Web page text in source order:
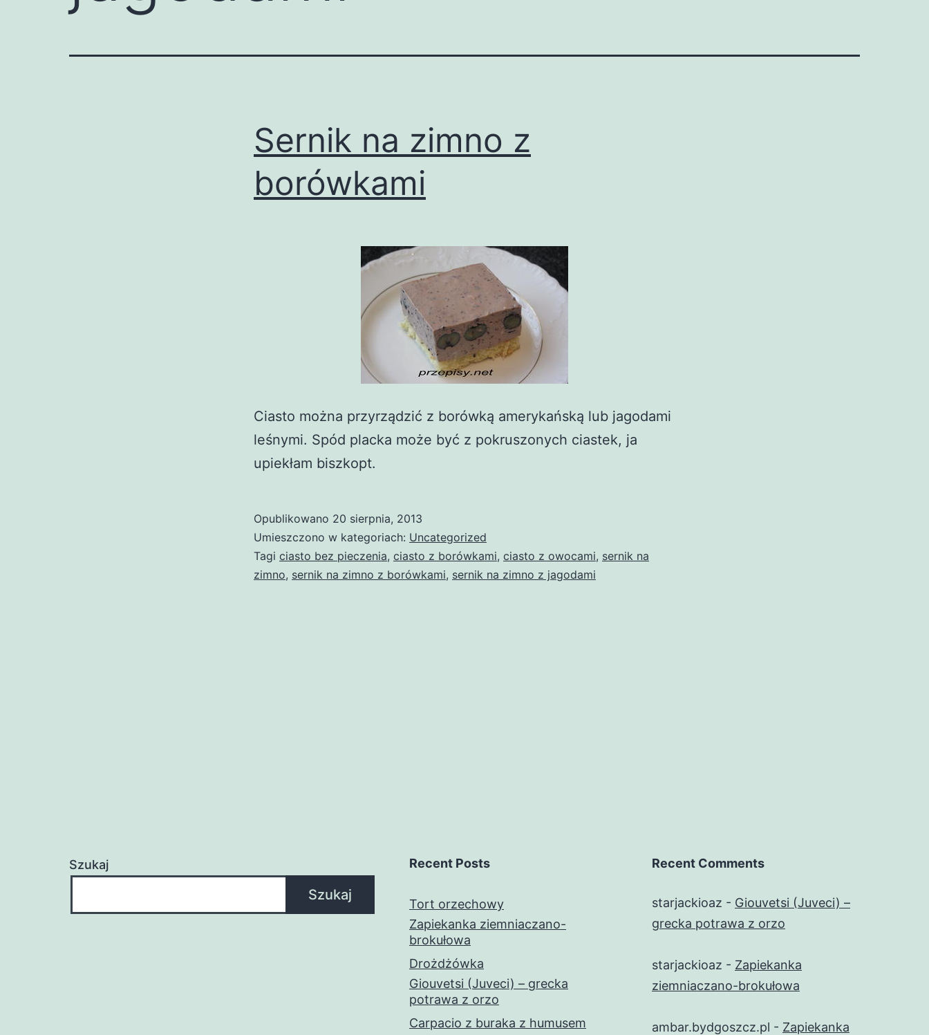
Sernik na zimno z
borówkami
Ciasto można przyrządzić z borówką amerykańską lub jagodami
leśnymi. Spód placka może być z pokruszonych ciastek, ja
upiekłam biszkopt.
Opublikowano 20 sierpnia, 2013
Umieszczono w kategoriach: Uncategorized
Tagi ciasto bez pieczenia, ciasto z borówkami, ciasto z owocami, sernik na
zimno, sernik na zimno z borówkami, sernik na zimno z jagodami
Szukaj
Szukaj
Recent Posts
Tort orzechowy
Zapiekanka ziemniaczano-
brokułowa
Drożdżówka
Giouvetsi (Juveci) – grecka
potrawa z orzo
Carpacio z buraka z humusem
Recent Comments
starjackioaz - Giouvetsi (Juveci) –
grecka potrawa z orzo
starjackioaz - Zapiekanka
ziemniaczano-brokułowa
ambar.bydgoszcz.pl - Zapiekanka